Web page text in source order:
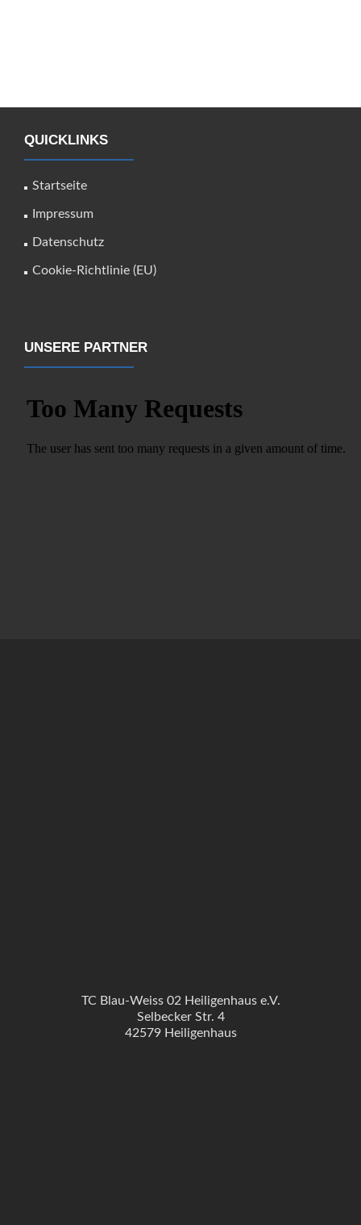
QUICKLINKS
Startseite
Impressum
Datenschutz
Cookie-Richtlinie (EU)
UNSERE PARTNER
TC Blau-Weiss 02 Heiligenhaus e.V.
Selbecker Str. 4
42579 Heiligenhaus